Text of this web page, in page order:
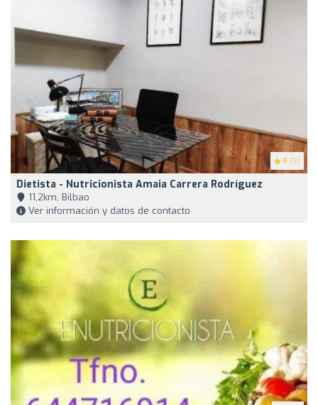
5 (9)
Dietista - Nutricionista Amaia Carrera Rodríguez
11,2km, Bilbao
Ver información y datos de contacto